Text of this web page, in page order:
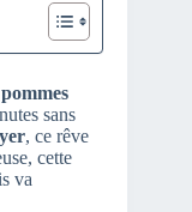
sans
, ce rêve
cette
va